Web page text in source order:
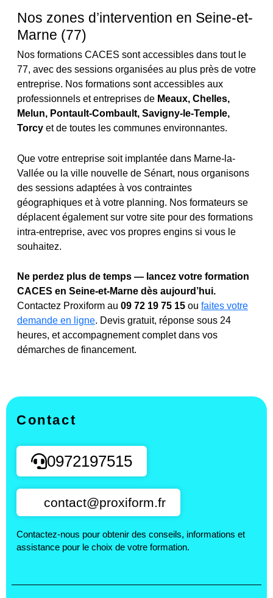
Nos zones d’intervention en Seine-et-
Marne (77)
Nos formations CACES sont accessibles dans tout le
77, avec des sessions organisées au plus près de votre
entreprise. Nos formations sont accessibles aux
professionnels et entreprises de Meaux, Chelles,
Melun, Pontault-Combault, Savigny-le-Temple,
Torcy et de toutes les communes environnantes.
Que votre entreprise soit implantée dans Marne-la-
Vallée ou la ville nouvelle de Sénart, nous organisons
des sessions adaptées à vos contraintes
géographiques et à votre planning. Nos formateurs se
déplacent également sur votre site pour des formations
intra-entreprise, avec vos propres engins si vous le
souhaitez.
Ne perdez plus de temps — lancez votre formation
CACES en Seine-et-Marne dès aujourd’hui.
Contactez Proxiform au 09 72 19 75 15 ou faites votre
demande en ligne. Devis gratuit, réponse sous 24
heures, et accompagnement complet dans vos
démarches de financement.
Contact
0972197515
contact@proxiform.fr
Contactez-nous pour obtenir des conseils, informations et
assistance pour le choix de votre formation.